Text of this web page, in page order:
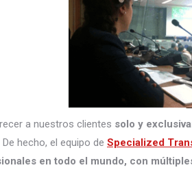
a nuestros clientes solo y
. De hecho, el equipo de Specialized
en todo el mundo, con